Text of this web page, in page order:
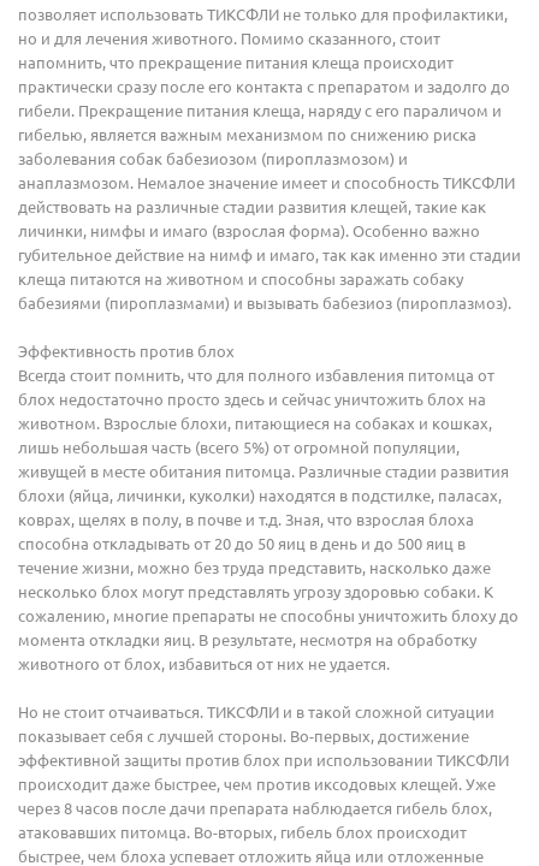
позволяет использовать ТИКСФЛИ не только для профилактики,
но и для лечения животного. Помимо сказанного, стоит
напомнить, что прекращение питания клеща происходит
практически сразу после его контакта с препаратом и задолго до
гибели. Прекращение питания клеща, наряду с его параличом и
гибелью, является важным механизмом по снижению риска
заболевания собак бабезиозом (пироплазмозом) и
анаплазмозом. Немалое значение имеет и способность ТИКСФЛИ
действовать на различные стадии развития клещей, такие как
личинки, нимфы и имаго (взрослая форма). Особенно важно
губительное действие на нимф и имаго, так как именно эти стадии
клеща питаются на животном и способны заражать собаку
бабезиями (пироплазмами) и вызывать бабезиоз (пироплазмоз).
Эффективность против блох
Всегда стоит помнить, что для полного избавления питомца от
блох недостаточно просто здесь и сейчас уничтожить блох на
животном. Взрослые блохи, питающиеся на собаках и кошках,
лишь небольшая часть (всего 5%) от огромной популяции,
живущей в месте обитания питомца. Различные стадии развития
блохи (яйца, личинки, куколки) находятся в подстилке, паласах,
коврах, щелях в полу, в почве и т.д. Зная, что взрослая блоха
способна откладывать от 20 до 50 яиц в день и до 500 яиц в
течение жизни, можно без труда представить, насколько даже
несколько блох могут представлять угрозу здоровью собаки. К
сожалению, многие препараты не способны уничтожить блоху до
момента откладки яиц. В результате, несмотря на обработку
животного от блох, избавиться от них не удается.
Но не стоит отчаиваться. ТИКСФЛИ и в такой сложной ситуации
показывает себя с лучшей стороны. Во-первых, достижение
эффективной защиты против блох при использовании ТИКСФЛИ
происходит даже быстрее, чем против иксодовых клещей. Уже
через 8 часов после дачи препарата наблюдается гибель блох,
атаковавших питомца. Во-вторых, гибель блох происходит
быстрее, чем блоха успевает отложить яйца или отложенные